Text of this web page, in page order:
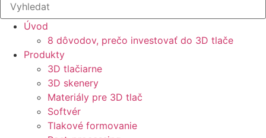
Úvod
8 dôvodov, prečo investovať do 3D tlače
Produkty
3D tlačiarne
3D skenery
Materiály pre 3D tlač
Softvér
Tlakové formovanie